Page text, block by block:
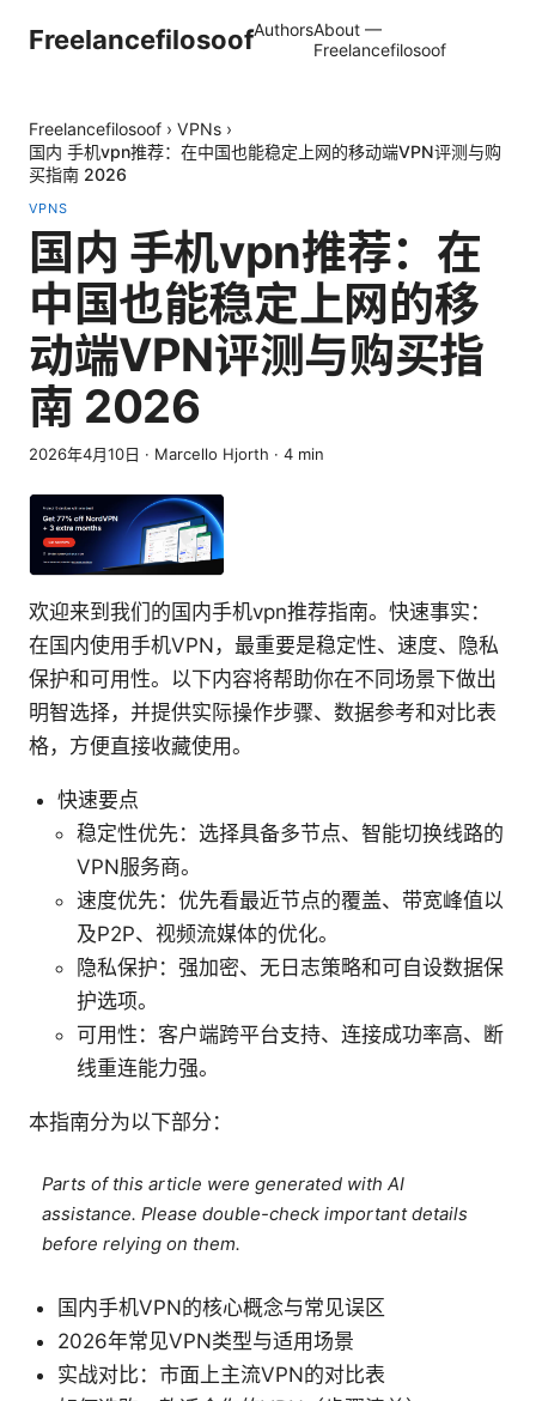
FreelancefilosoofAuthorsAbout —
Freelancefilosoof
Freelancefilosoof › VPNs ›
国内 手机vpn推荐：在中国也能稳定上网的移动端VPN评测与购
买指南 2026
VPNS
国内 手机vpn推荐：在
中国也能稳定上网的移
动端VPN评测与购买指
南 2026
2026年4月10日 · Marcello Hjorth · 4 min
欢迎来到我们的国内手机vpn推荐指南。快速事实：
在国内使用手机VPN，最重要是稳定性、速度、隐私
保护和可用性。以下内容将帮助你在不同场景下做出
明智选择，并提供实际操作步骤、数据参考和对比表
格，方便直接收藏使用。
快速要点
稳定性优先：选择具备多节点、智能切换线路的
VPN服务商。
速度优先：优先看最近节点的覆盖、带宽峰值以
及P2P、视频流媒体的优化。
隐私保护：强加密、无日志策略和可自设数据保
护选项。
可用性：客户端跨平台支持、连接成功率高、断
线重连能力强。
本指南分为以下部分：
Parts of this article were generated with AI
assistance. Please double-check important details
before relying on them.
国内手机VPN的核心概念与常见误区
2026年常见VPN类型与适用场景
实战对比：市面上主流VPN的对比表